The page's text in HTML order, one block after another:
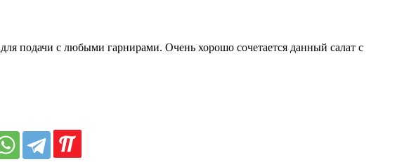
подачи с любыми гарнирами. Очень хорошо сочетается данный салат с